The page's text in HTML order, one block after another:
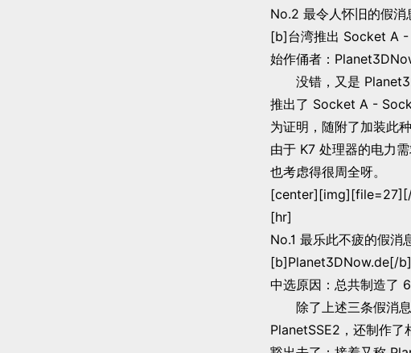
No.2 最令人怀旧的假消
[b]台湾推出 Socket A
始作俑者：
没错，又是
推出了 Socket A -
为证明，随附了加装此
由于 K7 处理器的电力
也考虑得很周全呀。
[hr]
No.1 最乐此不疲的假消
[b]Planet3DNow.de[/b]
中选原因：总共制造了
除了上述三条假消息
PlanetSSE2，还制作了